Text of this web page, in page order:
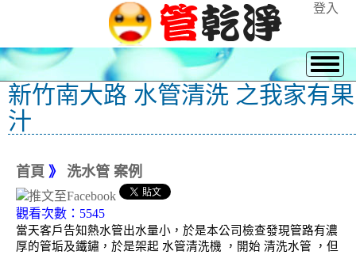
登入
新竹南大路 水管清洗 之我家有果
汁
首頁 》 洗水管 案例
觀看次數：5545
當天客戶告知熱水管出水量小，於是本公司檢查發現管路有濃
厚的管垢及鐵鏽，於是架起 水管清洗機 ，開始 清洗水管 ，但